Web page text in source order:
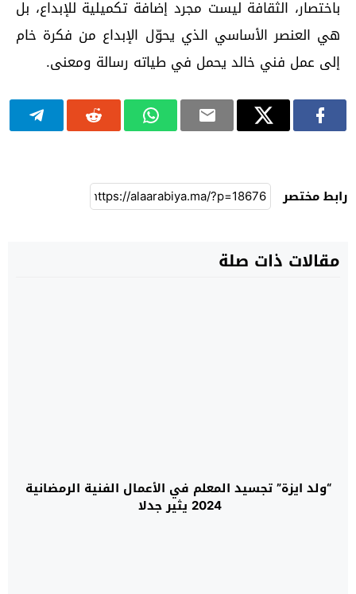
باختصار، الثقافة ليست مجرد إضافة تكميلية للإبداع، بل
هي العنصر الأساسي الذي يحوّل الإبداع من فكرة خام
إلى عمل فني خالد يحمل في طياته رسالة ومعنى.
رابط مختصر
مقالات ذات صلة
“ولد ايزة” تجسيد المعلم في الأعمال الفنية الرمضانية
2024 يثير جدلا